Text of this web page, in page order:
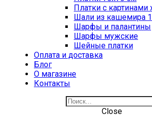
Платки с
Шали из кашемира
Шарфы и палантины
Шарфы мужские
Шейные платки
Оплата и доставка
Блог
О магазине
Контакты
Close